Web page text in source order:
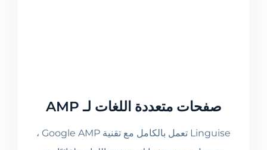
صفحات متعددة اللغات لـ AMP
Linguise تعمل بالكامل مع تقنية Google AMP ،